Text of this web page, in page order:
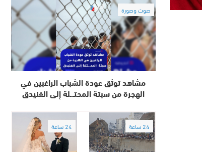
صوت وصورة
مشاهد توثق عودة الشباب الراغبين في
الهجرة من سبتة المحتـ.ـلة إلى الفنيدق
24 ساعة 24 ساعة